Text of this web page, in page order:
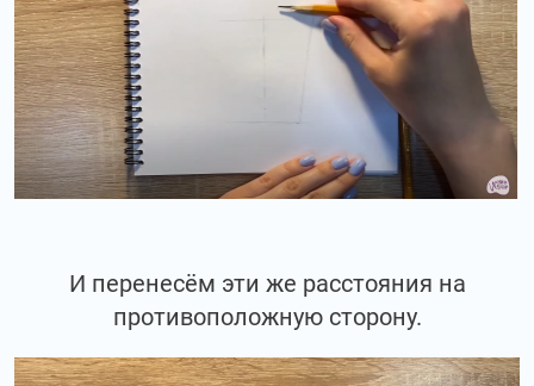
И перенесём эти же расстояния на
противоположную сторону.